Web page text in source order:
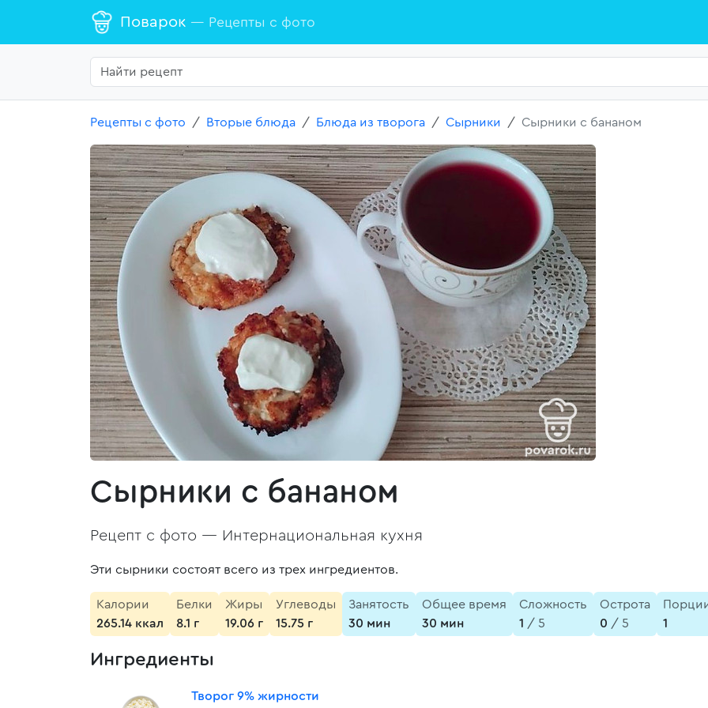
Поварок — Рецепты с фото
Рецепты с фото Вторые блюда Блюда из творога Сырники Сырники с бананом
Сырники с бананом
Рецепт с фото — Интернациональная кухня
Эти сырники состоят всего из трех ингредиентов.
Калории
265.14 ккал
Белки
8.1 г
Жиры
19.06 г
Углеводы
15.75 г
Занятость
30 мин
Общее время
30 мин
Сложность
1 / 5
Острота
0 / 5
1
Ингредиенты
Творог 9% жирности